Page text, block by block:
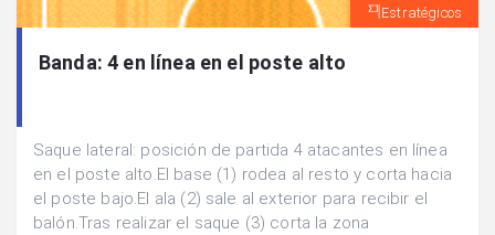
Estratégicos
Banda: 4 en línea en el poste alto
Saque lateral: posición de partida 4 atacantes en línea
en el poste alto.El base (1) rodea al resto y corta hacia
el poste bajo.El ala (2) sale al exterior para recibir el
balón.Tras realizar el saque (3) corta la zona